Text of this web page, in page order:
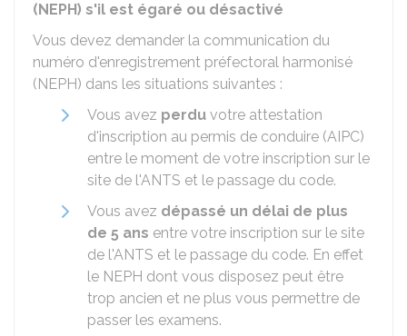
(NEPH) s'il est égaré ou désactivé
Vous devez demander la communication du
numéro d'enregistrement préfectoral harmonisé
(NEPH) dans les situations suivantes :
Vous avez perdu votre attestation
d'inscription au permis de conduire (AIPC)
entre le moment de votre inscription sur le
site de l'ANTS et le passage du code.
Vous avez dépassé un délai de plus
de 5 ans entre votre inscription sur le site
de l'ANTS et le passage du code. En effet
le NEPH dont vous disposez peut être
trop ancien et ne plus vous permettre de
passer les examens.